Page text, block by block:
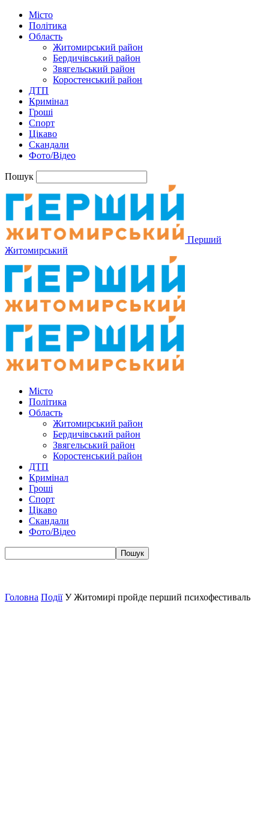
Місто
Політика
Область
Житомирський район
Бердичівський район
Звягельський район
Коростенський район
ДТП
Кримінал
Гроші
Спорт
Цікаво
Скандали
Фото/Відео
Пошук
Перший
Житомирський
Місто
Політика
Область
Житомирський район
Бердичівський район
Звягельський район
Коростенський район
ДТП
Кримінал
Гроші
Спорт
Цікаво
Скандали
Фото/Відео
Головна Події У Житомирі пройде перший психофестиваль